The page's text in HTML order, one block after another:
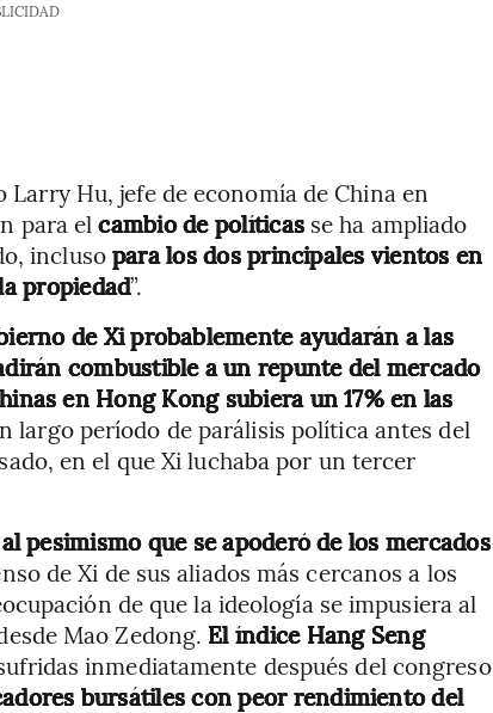
Hu, jefe de economía de China en
para elcambio de políticasse ha ampliado
inclusopara los dos principales vientos en
propiedad”.
de Xi probablemente ayudarán a las
combustible a un repunte del mercado
en Hong Kong subiera un 17% en las
largo período de parálisis política antes del
en el que Xi luchaba por un tercer
pesimismo que se apoderó de los mercados
de Xi de sus aliados más cercanos a los
de que la ideología se impusiera al
Mao Zedong. El índice Hang Seng
inmediatamente después del congreso
bursátiles con peor rendimiento del